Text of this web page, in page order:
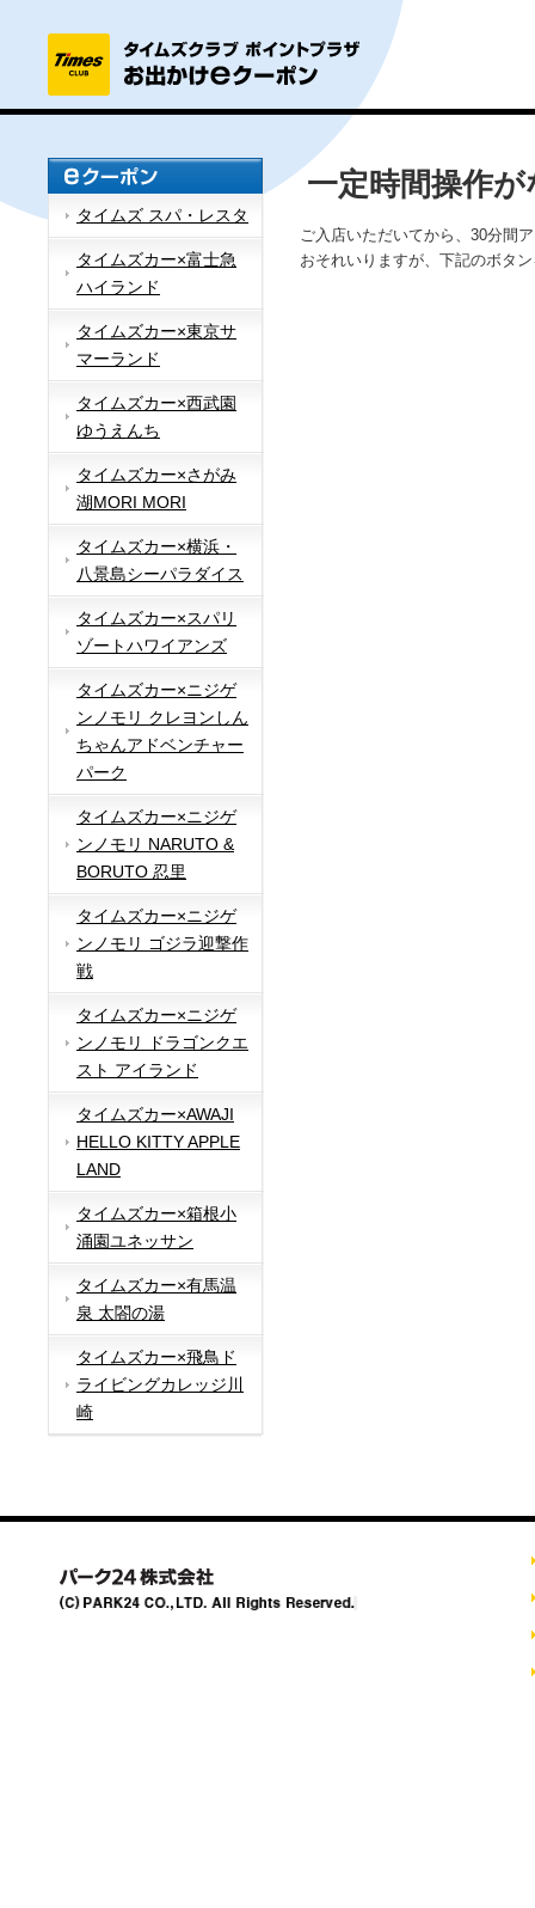
タイムズ スパ・レスタ
タイムズカー×富士急
ハイランド
タイムズカー×東京サ
マーランド
タイムズカー×西武園
ゆうえんち
タイムズカー×さがみ
湖MORI MORI
タイムズカー×横浜・
八景島シーパラダイス
タイムズカー×スパリ
ゾートハワイアンズ
タイムズカー×ニジゲ
ンノモリ クレヨンしん
ちゃんアドベンチャー
パーク
タイムズカー×ニジゲ
ンノモリ NARUTO &
BORUTO 忍里
タイムズカー×ニジゲ
ンノモリ ゴジラ迎撃作
戦
タイムズカー×ニジゲ
ンノモリ ドラゴンクエ
スト アイランド
タイムズカー×AWAJI
HELLO KITTY APPLE
LAND
タイムズカー×箱根小
涌園ユネッサン
タイムズカー×有馬温
泉 太閤の湯
タイムズカー×飛鳥ド
ライビングカレッジ川
崎
一定時間操作
ご入店いただいてから、30分間
おそれいりますが、下記のボタ